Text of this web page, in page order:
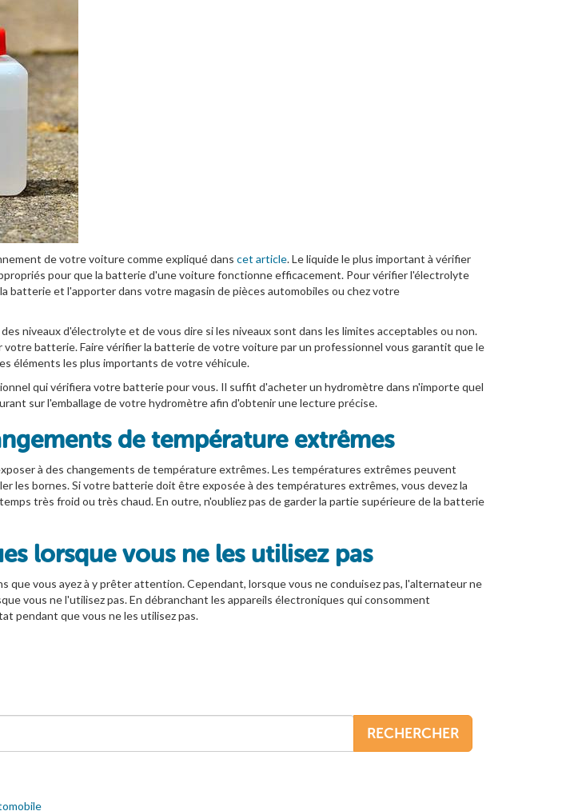
de votre voiture comme expliqué dans cet article. Le liquide le plus important à vérifier
pour que la batterie d'une voiture fonctionne efficacement. Pour vérifier l'électrolyte
batterie et l'apporter dans votre magasin de pièces automobiles ou chez votre
niveaux d'électrolyte et de vous dire si les niveaux sont dans les limites acceptables ou non.
batterie. Faire vérifier la batterie de votre voiture par un professionnel vous garantit que le
éléments les plus importants de votre véhicule.
qui vérifiera votre batterie pour vous. Il suffit d'acheter un hydromètre dans n'importe quel
sur l'emballage de votre hydromètre afin d'obtenir une lecture précise.
de température extrêmes
à des changements de température extrêmes. Les températures extrêmes peuvent
les bornes. Si votre batterie doit être exposée à des températures extrêmes, vous devez la
très froid ou très chaud. En outre, n'oubliez pas de garder la partie supérieure de la batterie
lorsque vous ne les utilisez pas
vous ayez à y prêter attention. Cependant, lorsque vous ne conduisez pas, l'alternateur ne
vous ne l'utilisez pas. En débranchant les appareils électroniques qui consomment
pendant que vous ne les utilisez pas.
RECHERCHER